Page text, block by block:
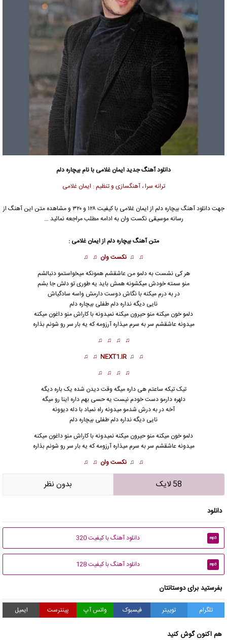
دانلود آهنگ جدیدایمان غلامی با نام بیچاره دلم
ترانه سرا ، آهنگسازی و تنظیم : ایمان غلامی
جهت دانلود آهنگ بیچاره دلم از ایمان غلامی
با کیفیت ۱۲۸ و ۳۲۰ و مشاهده متن این آهنگ از
رسانه موسیقی نکست وان به ادامه مطلب مراجعه نمائید …
متن آهنگ بیچاره دلم ازایمان غلامی :
♫ ♫ نکست وان ♫ ♫
هر کی نشست به دلمو من عاشقشم همونکه میخواستمو دنبالشم
منو سمته خودش میکشونه همش باید یه طوری تو دلش جا بشم
در به درم میکنه با نگاش دوست دارمش واسه سادگیاش
نایی دیگه نداره دلم طفلی بیچاره دلم
دلمو خون میکنه منو حیرون میکنه نمیدونه با کاراش منو داغون میکنه
میدونه عاشقشم سر به سرم میذاره آرزومه که یه بار سر رو شونم بذاره
♫ ♫ ♫ ♫
♫ ♫
NEXT1.IR
♫ ♫
♫ ♫ ♫ ♫
تیک تیکه ساعتم هی داره میگه وقت دیدن شده یک باره دیگه
دلهره دارمو دست خودم نیست یه حسی بهم داره اینا رو میگه
آخه در به درش شدمو میدونه راه نمیاد با دله دیوونه
نایی دیگه نداره دلم طفلی بیچاره دلم
دلمو خون میکنه منو حیرون میکنه نمیدونه با کاراش منو داغون میکنه
میدونه عاشقشم سر به سرم میذاره آرزومه که یه بار سر رو شونم بذاره
♫ ♫ نکست وان ♫ ♫
58 لایک بدون نظر
دانلود
mp3 دانلود آهنگ با کیفیت 320
mp3 دانلود آهنگ با کیفیت 128
بفرستید برای دوستانتان
تلگرام توییتر فیسبوک واتس آپ پینترست ایمیل
هم اکنون گوش کنید